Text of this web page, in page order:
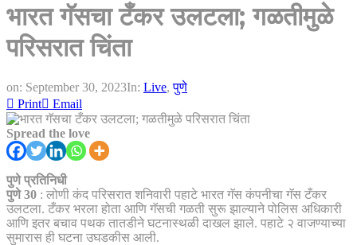
भारत गॅसचा टँकर उलटला; गळतीमुळे
परिसरात चिंता
on: September 30, 2023In: Live,पुणे
Print
Email
Spread the love
पुणे प्रतिनिधी
पुणे 30 : लोणी कंद परिसरात शनिवारी पहाटे भारत गॅस कंपनीचा गॅस टँकर
उलटला. टँकर भरला होता आणि गॅसची गळती सुरू झाल्याने पोलिस अधिकारी
आणि इतर बचाव पथक तातडीने घटनास्थळी दाखल झाले. पहाटे २ वाजण्याच्या
सुमारास ही घटना उघडकीस आली.